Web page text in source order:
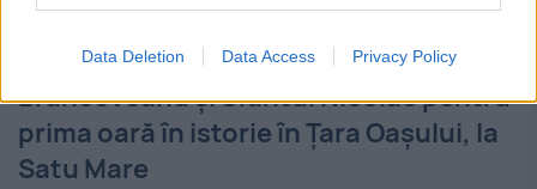
Data Deletion Data Access Privacy Policy
Brâncoveanu şi Sfântul Nicolae pentru
prima oară în istorie în Ţara Oaşului, la
Satu Mare